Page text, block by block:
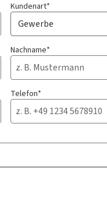
Kundenart*
Nachname*
Telefon*